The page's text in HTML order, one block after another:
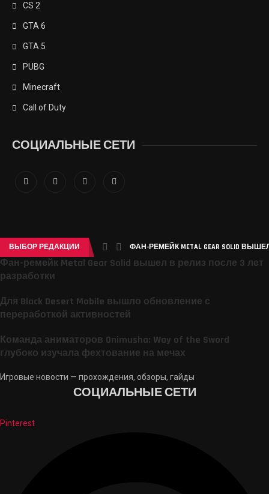
CS 2
GTA 6
GTA 5
PUBG
Minecraft
Call of Duty
СОЦИАЛЬНЫЕ СЕТИ
ВЫБОР РЕДАКЦИИ ФАН-РЕМЕЙК METAL GEAR SOLID
Фан-ремейк Metal Gear Solid вышел в релиз после 3 лет
разработки
Для Black Desert Mobile вышло обновление с
переработкой активностей
Команда аниматоров Onimusha: Way of the Sword
глубоко изучала фехтование на мечах
Игровые новости — прохождения, обзоры, гайды
СОЦИАЛЬНЫЕ СЕТИ
Pinterest